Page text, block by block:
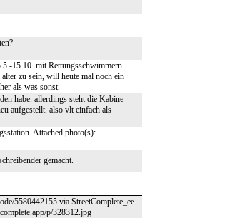
15.10. mit Rettungsschwimmern
zu sein, will heute mal noch ein
als was sonst.
habe. allerdings steht die Kabine
aufgestellt. also vlt einfach als
Attached photo(s):
gemacht.
5580442155 via StreetComplete_ee
p/328312.jpg